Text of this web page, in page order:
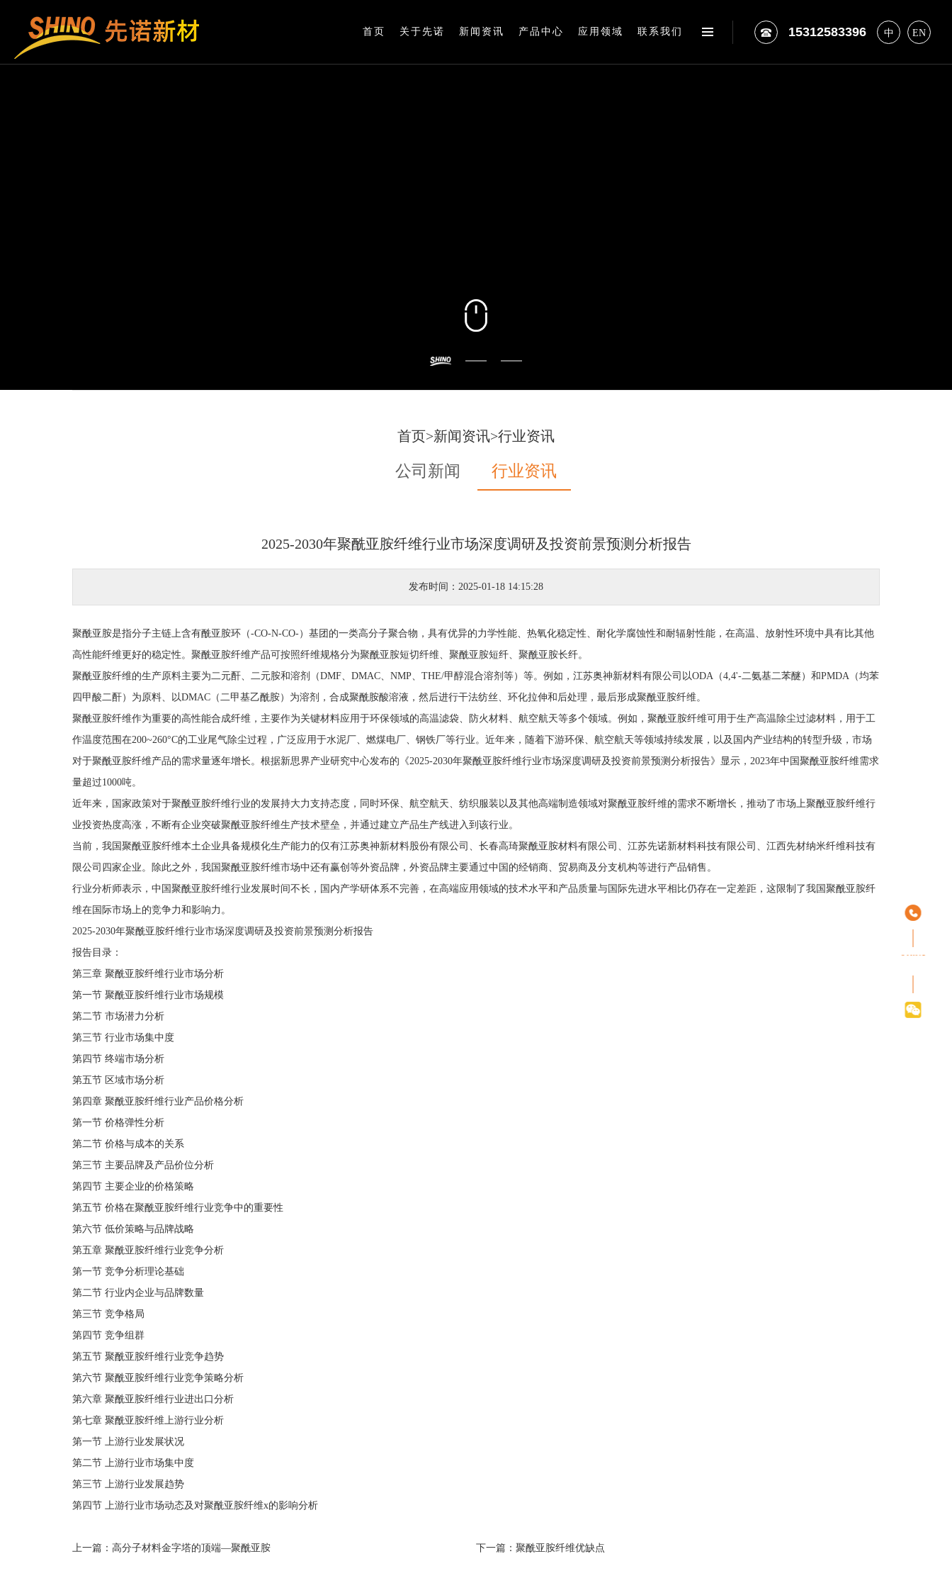
15312583396 中 EN
首页 关于先诺 新闻资讯 产品中心 应用领域 联系我们
首页>新闻资讯>行业资讯
公司新闻 行业资讯
2025-2030年聚酰亚胺纤维行业市场深度调研及投资前景预测分析报告
发布时间：2025-01-18 14:15:28
聚酰亚胺是指分子主链上含有酰亚胺环（-CO-N-CO-）基团的一类高分子聚合物，具有优异的力学性能、热氧化稳定性、耐化学腐蚀性和耐辐射性能，在高温、放射性环境中具有比其他
高性能纤维更好的稳定性。聚酰亚胺纤维产品可按照纤维规格分为聚酰亚胺短切纤维、聚酰亚胺短纤、聚酰亚胺长纤。
聚酰亚胺纤维的生产原料主要为二元酐、二元胺和溶剂（DMF、DMAC、NMP、THE/甲醇混合溶剂等）等。例如，江苏奥神新材料有限公司以ODA（4,4'-二氨基二苯醚）和PMDA（均苯
四甲酸二酐）为原料、以DMAC（二甲基乙酰胺）为溶剂，合成聚酰胺酸溶液，然后进行干法纺丝、环化拉伸和后处理，最后形成聚酰亚胺纤维。
聚酰亚胺纤维作为重要的高性能合成纤维，主要作为关键材料应用于环保领域的高温滤袋、防火材料、航空航天等多个领域。例如，聚酰亚胺纤维可用于生产高温除尘过滤材料，用于工
作温度范围在200~260°C的工业尾气除尘过程，广泛应用于水泥厂、燃煤电厂、钢铁厂等行业。近年来，随着下游环保、航空航天等领域持续发展，以及国内产业结构的转型升级，市场
对于聚酰亚胺纤维产品的需求量逐年增长。根据新思界产业研究中心发布的《2025-2030年聚酰亚胺纤维行业市场深度调研及投资前景预测分析报告》显示，2023年中国聚酰亚胺纤维需求
量超过1000吨。
近年来，国家政策对于聚酰亚胺纤维行业的发展持大力支持态度，同时环保、航空航天、纺织服装以及其他高端制造领域对聚酰亚胺纤维的需求不断增长，推动了市场上聚酰亚胺纤维行
业投资热度高涨，不断有企业突破聚酰亚胺纤维生产技术壁垒，并通过建立产品生产线进入到该行业。
当前，我国聚酰亚胺纤维本土企业具备规模化生产能力的仅有江苏奥神新材料股份有限公司、长春高琦聚酰亚胺材料有限公司、江苏先诺新材料科技有限公司、江西先材纳米纤维科技有
限公司四家企业。除此之外，我国聚酰亚胺纤维市场中还有赢创等外资品牌，外资品牌主要通过中国的经销商、贸易商及分支机构等进行产品销售。
行业分析师表示，中国聚酰亚胺纤维行业发展时间不长，国内产学研体系不完善，在高端应用领域的技术水平和产品质量与国际先进水平相比仍存在一定差距，这限制了我国聚酰亚胺纤
维在国际市场上的竞争力和影响力。
2025-2030年聚酰亚胺纤维行业市场深度调研及投资前景预测分析报告
报告目录：
第三章 聚酰亚胺纤维行业市场分析
第一节 聚酰亚胺纤维行业市场规模
第二节 市场潜力分析
第三节 行业市场集中度
第四节 终端市场分析
第五节 区域市场分析
第四章 聚酰亚胺纤维行业产品价格分析
第一节 价格弹性分析
第二节 价格与成本的关系
第三节 主要品牌及产品价位分析
第四节 主要企业的价格策略
第五节 价格在聚酰亚胺纤维行业竞争中的重要性
第六节 低价策略与品牌战略
第五章 聚酰亚胺纤维行业竞争分析
第一节 竞争分析理论基础
第二节 行业内企业与品牌数量
第三节 竞争格局
第四节 竞争组群
第五节 聚酰亚胺纤维行业竞争趋势
第六节 聚酰亚胺纤维行业竞争策略分析
第六章 聚酰亚胺纤维行业进出口分析
第七章 聚酰亚胺纤维上游行业分析
第一节 上游行业发展状况
第二节 上游行业市场集中度
第三节 上游行业发展趋势
第四节 上游行业市场动态及对聚酰亚胺纤维x的影响分析
上一篇： 高分子材料金字塔的顶端—聚酰亚胺 下一篇： 聚酰亚胺纤维优缺点